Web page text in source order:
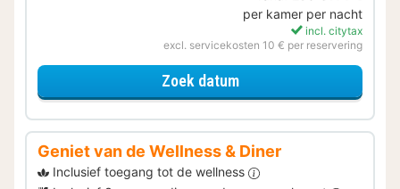
per kamer per nacht
incl. citytax
excl. servicekosten 10 € per reservering
Zoek datumvoor Later Uitchecken
Geniet van de Wellness & Diner
Inclusief toegang tot de wellness